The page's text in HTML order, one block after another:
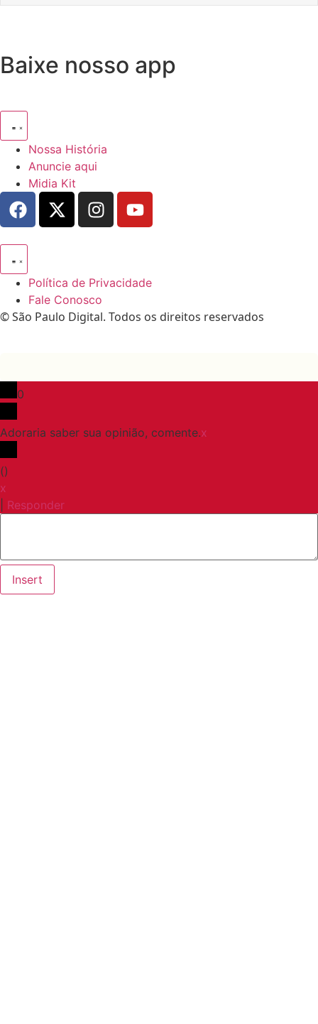
Baixe nosso app
Nossa História
Anuncie aqui
Midia Kit
Política de Privacidade
Fale Conosco
© São Paulo Digital. Todos os direitos reservados
0
Adoraria saber sua opinião, comente.x
()
x
Responder
Insert